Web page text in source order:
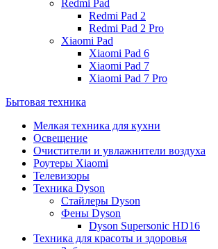
Redmi Pad
Redmi Pad 2
Redmi Pad 2 Pro
Xiaomi Pad
Xiaomi Pad 6
Xiaomi Pad 7
Xiaomi Pad 7 Pro
Бытовая техника
Мелкая техника для кухни
Освещение
Очистители и увлажнители воздуха
Роутеры Xiaomi
Телевизоры
Техника Dyson
Стайлеры Dyson
Фены Dyson
Dyson Supersonic HD16
Техника для красоты и здоровья